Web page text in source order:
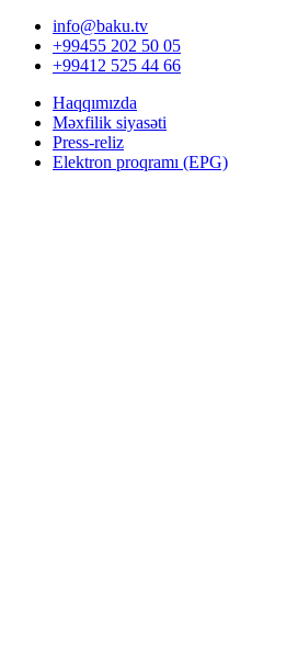
info@baku.tv
+99455 202 50 05
+99412 525 44 66
Haqqımızda
Məxfilik siyasəti
Press-reliz
Elektron proqramı (EPG)